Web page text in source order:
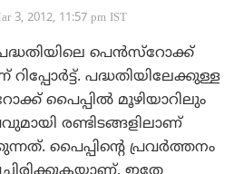
3, 2012, 11:57 pm IST
പദ്ധതിയിലെ പെന്‍സ്റോക്ക്
പദ്ധതിയിലേക്കുള്ള
പൈപ്പില്‍ മൂഴിയാറിലും
രണ്ടിടങ്ങളിലാണ്
പൈപ്പിന്റെ പ്രവര്‍ത്തനം